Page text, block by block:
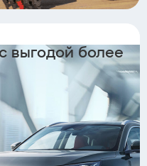
выгодой более